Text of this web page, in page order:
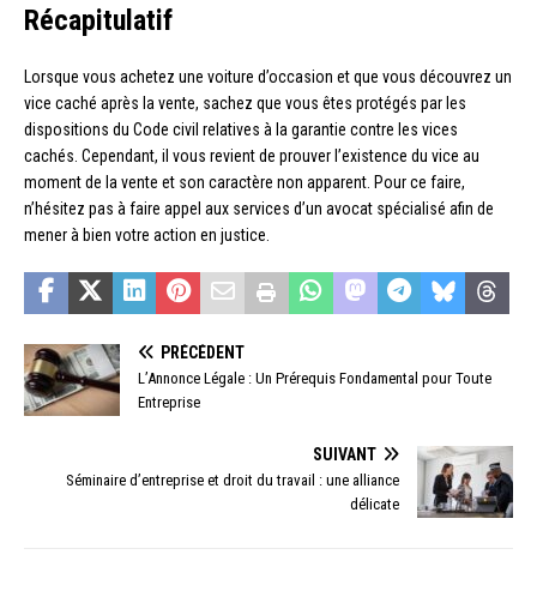
Récapitulatif
Lorsque vous achetez une voiture d’occasion et que vous découvrez un
vice caché après la vente, sachez que vous êtes protégés par les
dispositions du Code civil relatives à la garantie contre les vices
cachés. Cependant, il vous revient de prouver l’existence du vice au
moment de la vente et son caractère non apparent. Pour ce faire,
n’hésitez pas à faire appel aux services d’un avocat spécialisé afin de
mener à bien votre action en justice.
PRÉCÉDENT
L’Annonce Légale : Un Prérequis Fondamental pour Toute
Entreprise
SUIVANT
Séminaire d’entreprise et droit du travail : une alliance
délicate